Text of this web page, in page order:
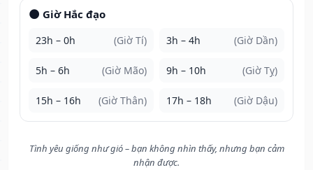
🌑 Giờ Hắc đạo
23h – 0h (Giờ Tí) 3h – 4h (Giờ Dần)
5h – 6h (Giờ Mão) 9h – 10h (Giờ Tỵ)
15h – 16h (Giờ Thân) 17h – 18h (Giờ Dậu)
Tình yêu giống như gió – bạn không nhìn thấy, nhưng bạn cảm
nhận được.